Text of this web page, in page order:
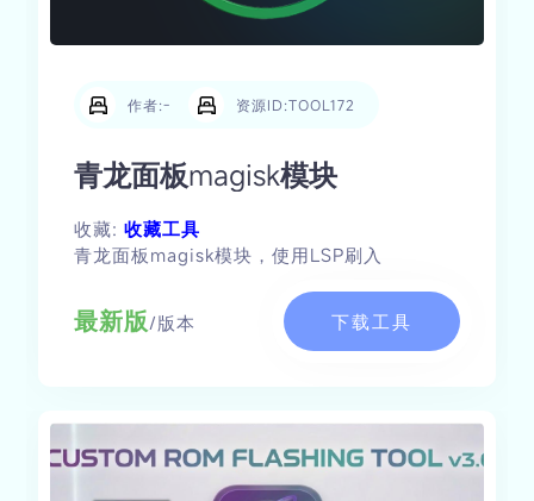
作者:- 资源ID:TOOL172
青龙面板magisk模块
收藏:收藏工具
青龙面板magisk模块，使用LSP刷入
最新版/版本 下载工具